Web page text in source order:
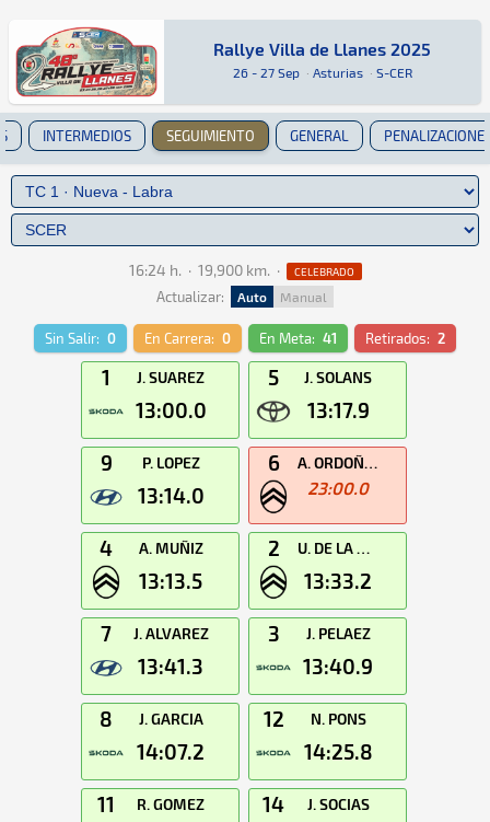
Rallye Villa de Llanes 2025
Rallye Villa de Llanes 2025
26 - 27 Sep · Asturias · S-CER
Rally · Rallye Villa de Llanes 2025 · S-
Asturias
INTERMEDIOS SEGUIMIENTO GENERAL
16:24 h. · 19,900 km. · CELEBRADO
Actualizar: Auto Manual
Sin Salir: 0 En Carrera: 0 En Meta: 41 Retirados: 2
1 J. SUAREZ
13:00.0
5 J. SOLANS
13:17.9
9 P. LOPEZ
13:14.0
6 A. ORDOÑEZ
23:00.0
4 A. MUÑIZ
13:13.5
2 U. DE LA DEHESA
13:33.2
7 J. ALVAREZ
13:41.3
3 J. PELAEZ
13:40.9
8 J. GARCIA
14:07.2
12 N. PONS
14:25.8
11 R. GOMEZ 14 J. SOCIAS